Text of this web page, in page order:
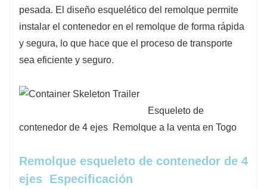
pesada. El diseño esquelético del remolque permite
instalar el contenedor en el remolque de forma rápida
y segura, lo que hace que el proceso de transporte
sea eficiente y seguro.
Esqueleto de
contenedor de 4 ejes Remolque a la venta en Togo
Remolque esqueleto de contenedor de 4
ejes Especificación